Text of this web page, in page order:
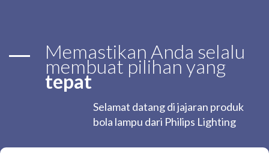
Memastikan Anda selalu
membuat pilihan yang
tepat
Selamat datang di jajaran produk
bola lampu dari Philips Lighting